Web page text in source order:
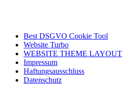
Best DSGVO Cookie Tool
Website Turbo
WEBSITE THEME LAYOUT
Impressum
Haftungsausschluss
Datenschutz